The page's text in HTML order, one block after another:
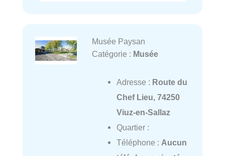
Musée Paysan
Catégorie : Musée
Adresse : Route du
Chef Lieu, 74250
Viuz-en-Sallaz
Quartier :
Téléphone : Aucun